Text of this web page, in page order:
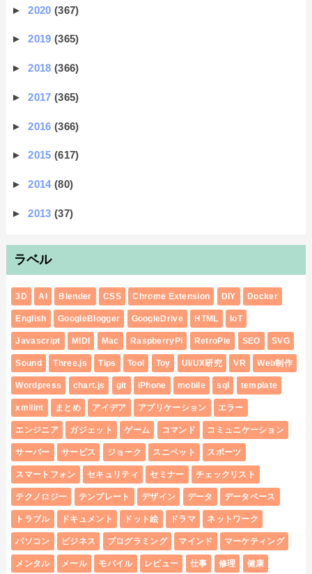
►2020(367)
►2019(365)
►2018(366)
►2017(365)
►2016(366)
►2015(617)
►2014(80)
►2013(37)
ラベル
3D AI Blender CSS Chrome Extension DIY Docker
English GoogleBlogger GoogleDrive HTML IoT
Javascript MIDI Mac RaspberryPi RetroPie SEO SVG
Sound Three.js Tips Tool Toy UI/UX研究 VR Web制作
Wordpress chart.js git iPhone mobile sql template
xmllint まとめ アイデア アプリケーション エラー
エンジニア ガジェット ゲーム コマンド コミュニケーション
サーバー サービス ジョーク スニペット スポーツ
スマートフォン セキュリティ セミナー チェックリスト
テクノロジー テンプレート デザイン データ データベース
トラブル ドキュメント ドット絵 ドラマ ネットワーク
パソコン ビジネス プログラミング マインド マーケティング
メンタル メール モバイル レビュー 仕事 修理 健康